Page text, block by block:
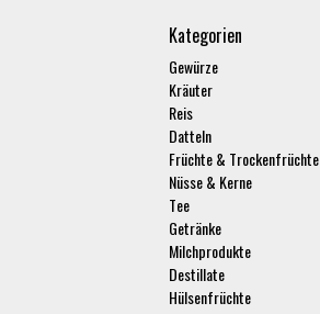
Kategorien
Gewürze
Kräuter
Reis
Datteln
Früchte & Trockenfrüchte
Nüsse & Kerne
Tee
Getränke
Milchprodukte
Destillate
Hülsenfrüchte